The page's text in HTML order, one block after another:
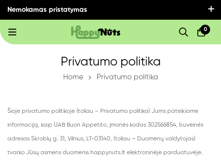
Nemokamas pristatymas
0
Privatumo politika
Home Privatumo politika
Šioje privatumo politikoje (toliau – Privatumo politika) Jums pateikiame
informaciją, kaip UAB Buon Appetito, įmonės kodas 302566854, buveinės
adresas Skroblų g. 31, Vilnius, LT-03140, (toliau – Duomenų valdytojas)
tvarko Jūsų asmens duomenis happynuts.lt elektroninėje parduotuvėje.